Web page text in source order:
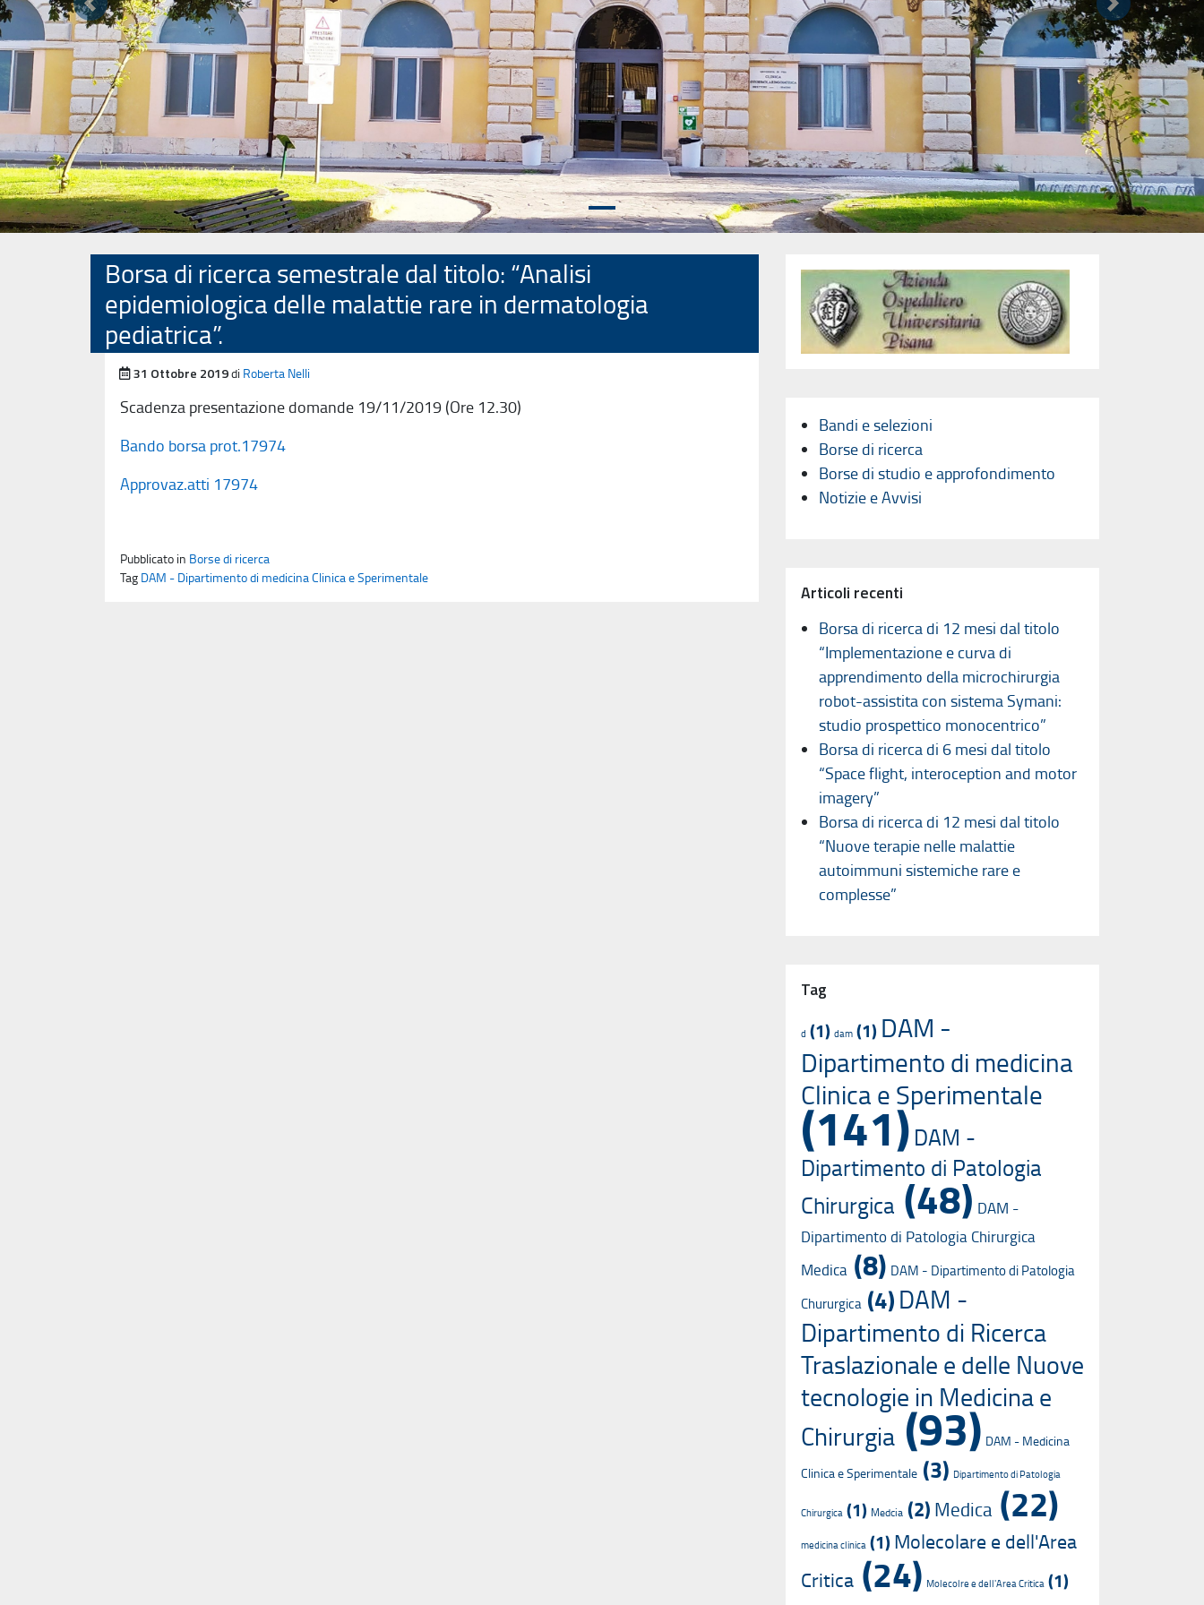
Precedente Successivo
Borsa di ricerca semestrale dal titolo: “Analisi
epidemiologica delle malattie rare in dermatologia
pediatrica”.
Pubblicato il
31 Ottobre 2019di Roberta Nelli
Scadenza presentazione domande 19/11/2019 (Ore 12.30)
Bando borsa prot.17974
Approvaz.atti 17974
Pubblicato in Borse di ricerca
Tag DAM - Dipartimento di medicina Clinica e Sperimentale
Bandi e selezioni
Borse di ricerca
Borse di studio e approfondimento
Notizie e Avvisi
Articoli recenti
Borsa di ricerca di 12 mesi dal titolo
“Implementazione e curva di
apprendimento della microchirurgia
robot-assistita con sistema Symani:
studio prospettico monocentrico”
Borsa di ricerca di 6 mesi dal titolo
“Space flight, interoception and motor
imagery”
Borsa di ricerca di 12 mesi dal titolo
“Nuove terapie nelle malattie
autoimmuni sistemiche rare e
complesse”
Tag
d (1) dam (1) DAM -
Dipartimento di medicina
Clinica e Sperimentale
(141) DAM -
Dipartimento di Patologia
Chirurgica (48) DAM -
Dipartimento di Patologia Chirurgica
Medica (8) DAM - Dipartimento di Patologia
Chururgica (4)DAM -
Dipartimento di Ricerca
Traslazionale e delle Nuove
tecnologie in Medicina e
Chirurgia(93) DAM - Medicina
Clinica e Sperimentale (3) Dipartimento di Patologia
Chirurgica (1) Medcia (2) Medica (22)
medicina clinica (1)Molecolare e dell'Area
Critica (24) Molecolre e dell'Area Critica (1)